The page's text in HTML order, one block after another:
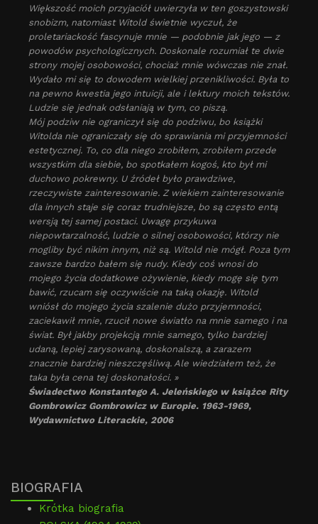
Większość moich przyjaciół uwierzyła w ten goszystowski
snobizm, natomiast Witold świetnie wyczuł, że
proletariackość fascynuje mnie — podobnie jak jego — z
powodów psychologicznych. Doskonale rozumiał te dwie
strony mojej osobowości, chociaż mnie wówczas nie znał.
Wydało mi się to dowodem wielkiej przenikliwości. Była to
na pewno kwestia jego intuicji, ale i lektury moich tekstów.
Ludzie się jednak odsłaniają w tym, co piszą.
Mój podziw nie ograniczył się do podziwu, bo książki
Witolda nie ograniczały się do sprawiania mi przyjemności
estetycznej. To, co dla niego zrobiłem, zrobiłem przede
wszystkim dla siebie, bo spotkałem kogoś, kto był mi
duchowo pokrewny. U źródeł było prawdziwe,
rzeczywiste zainteresowa­nie. Z wiekiem zainteresowanie
dla innych staje się coraz trudniejsze, bo są często entą
wersją tej samej postaci. Uwagę przykuwa
niepowtarzalność, ludzie o silnej osobowości, którzy nie
mogliby być nikim innym, niż są. Witold nie mógł. Poza tym
zawsze bardzo bałem się nudy. Kiedy coś wnosi do
mojego życia dodatkowe ożywienie, kiedy mogę się tym
bawić, rzucam się oczywiście na taką okazję. Witold
wniósł do mojego życia szalenie dużo przyjemności,
zaciekawił mnie, rzucił nowe światło na mnie samego i na
świat. Był jakby projekcją mnie samego, tylko bardziej
udaną, lepiej zarysowaną, doskonalszą, a zarazem
znacznie bardziej nieszczęśliwą. Ale wiedziałem też, że
taka była cena tej doskonałości. »
Świadectwo Konstantego A. Jeleńskiego w książce Rity
Gombrowicz Gombrowicz w Europie. 1963-1969,
Wydawnictwo Literackie, 2006
BIOGRAFIA
Krótka biografia